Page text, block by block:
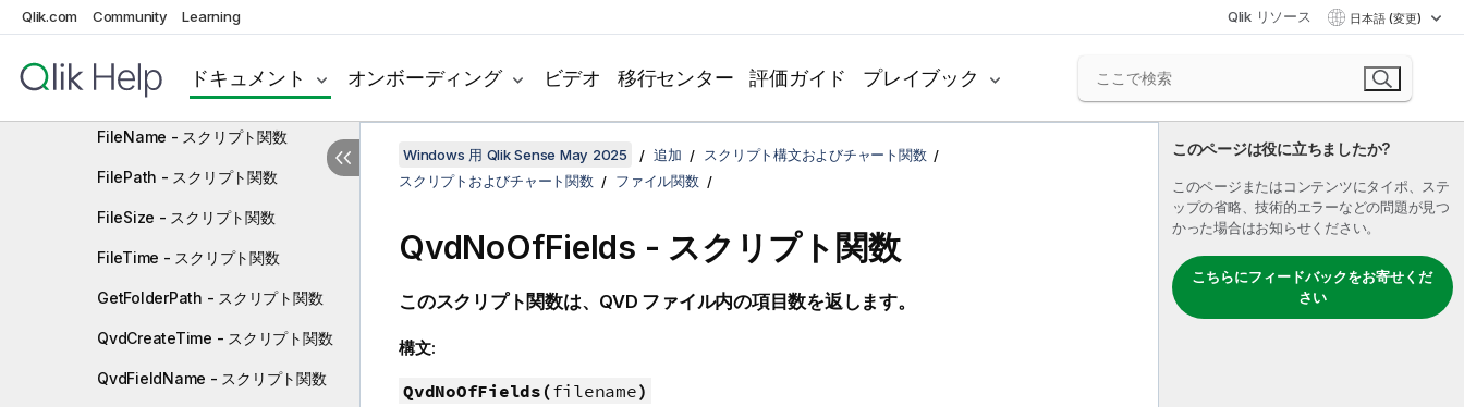
Qlik.com Community Learning Qlik リソース 日本語 (変更)
ドキュメント オンボーディング ビデオ 移行センター 評価ガイド プレイブック
FileBaseName - スクリプト関数
FileExtension - スクリプト関数
FileName - スクリプト関数
FilePath - スクリプト関数
FileSize - スクリプト関数
FileTime - スクリプト関数
GetFolderPath - スクリプト関数
QvdCreateTime - スクリプト関数
QvdFieldName - スクリプト関数
このページは役に立ちましたか?
このページまたはコンテンツにタイポ、ステ
ップの省略、技術的エラーなどの問題が見つ
かった場合はお知らせください。
こちらにフィードバックをお寄せくだ
さい
Windows 用 Qlik Sense May 2025 追加
スクリプト構文およびチャート関数
スクリプトおよびチャート関数
ファイル関数
QvdNoOfFields - スクリプト関数
このスクリプト関数は、 QVD ファイル内の項目数を返します。
構文:
QvdNoOfFields(filename)